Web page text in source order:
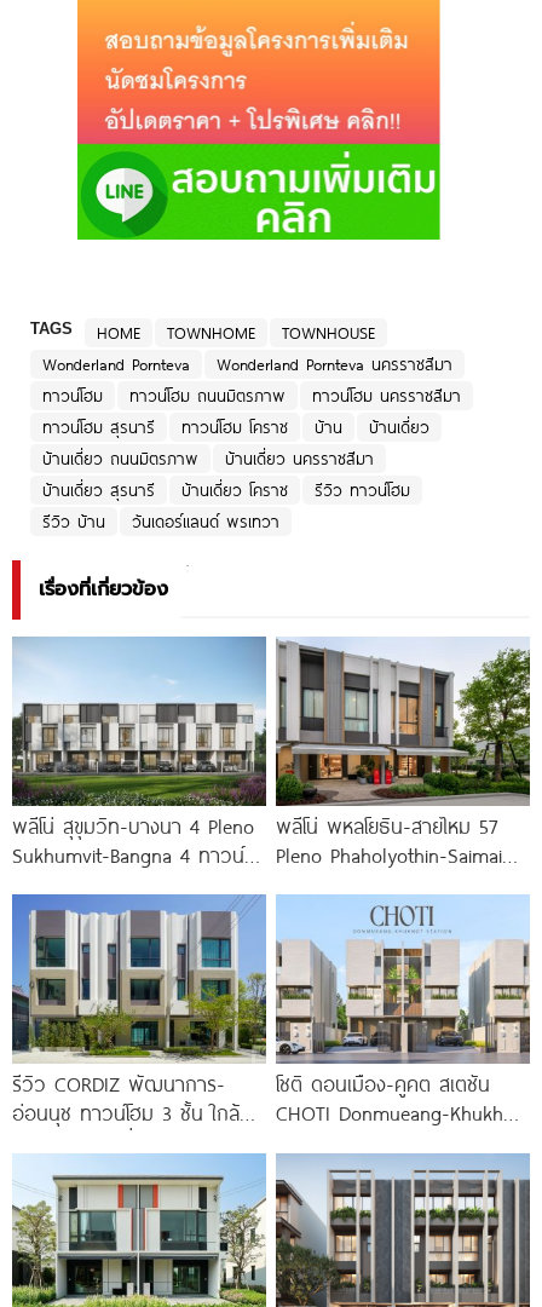
TAGS HOME TOWNHOME
TOWNHOUSE
Wonderland Pornteva
Wonderland Pornteva นครราชสีมา
ทาวน์โฮม
ทาวน์โฮม ถนนมิตรภาพ
ทาวน์โฮม นครราชสีมา
ทาวน์โฮม สุรนารี
ทาวน์โฮม โคราช บ้าน
บ้านเดี่ยว
บ้านเดี่ยว ถนนมิตรภาพ
บ้านเดี่ยว นครราชสีมา
บ้านเดี่ยว สุรนารี
บ้านเดี่ยว โคราช
รีวิว ทาวน์โฮม
รีวิว บ้าน
วันเดอร์แลนด์ พรเทวา
เรื่องที่เกี่ยวข้อง
พลีโน่ สุขุมวิท-บางนา 4 Pleno
Sukhumvit-Bangna 4 ทาวน์
MEGA บางนา
พลีโน่ พหลโยธิน-สายไหม 57
Pleno Phaholyothin-Saimai
ใหม่จาก AP ทำเลใจกลาง
สายไหม ใกล้
รีวิว CORDIZ พัฒนาการ-
อ่อนนุช ทาวน์โฮม 3 ชั้น ใกล้
ทองหล่อ
โชติ ดอนเมือง-คูคต สเตชัน
CHOTI Donmueang-Khukhot